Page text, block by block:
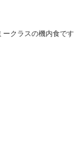
クラスの機内食です